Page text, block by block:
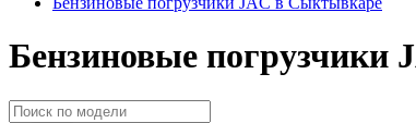
Бензиновые